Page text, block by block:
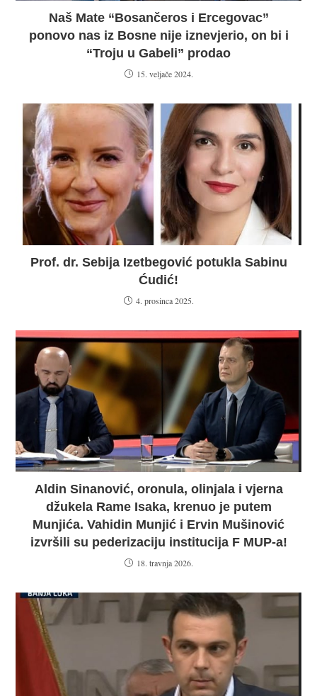
Naš Mate “Bosančeros i Ercegovac”
ponovo nas iz Bosne nije iznevjerio, on bi i
“Troju u Gabeli” prodao
15. veljače 2024.
Prof. dr. Sebija Izetbegović potukla Sabinu
Ćudić!
4. prosinca 2025.
Aldin Sinanović, oronula, olinjala i vjerna
džukela Rame Isaka, krenuo je putem
Munjića. Vahidin Munjić i Ervin Mušinović
izvršili su pederizaciju institucija F MUP-a!
18. travnja 2026.